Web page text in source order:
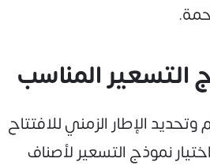
الإطار الزمني للافتتاح
نموذج التسعير لأصناف